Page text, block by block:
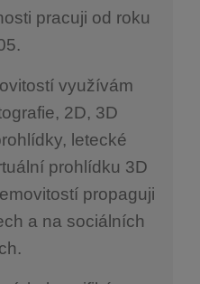
pracuji od roku
využívám
2D, 3D
letecké
prohlídku 3D
propaguji
a na sociálních